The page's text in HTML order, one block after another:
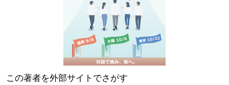
この著者を外部サイトでさがす